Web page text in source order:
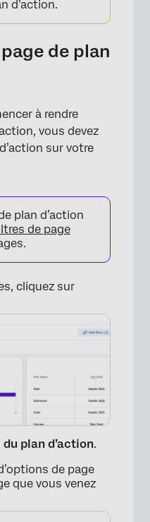
×
d’action.
de plan
à rendre
vous devez
sur votre
plan d’action
de page
cliquez sur
du plan d’action.
de page
que vous venez